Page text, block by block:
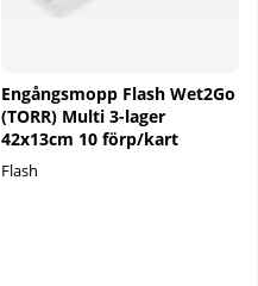
Engångsmopp Flash Wet2Go
(TORR) Multi 3-lager
42x13cm 10 förp/kart
Flash